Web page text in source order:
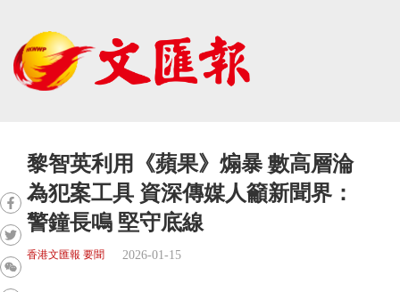
黎智英利用《蘋果》煽暴 數高層淪
為犯案工具 資深傳媒人籲新聞界：
警鐘長鳴 堅守底線
香港文匯報 要聞 2026-01-15